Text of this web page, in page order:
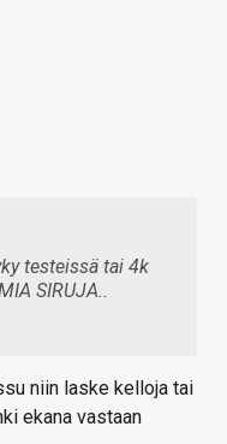
testeissä tai 4k
SIRUJA..
niin laske kelloja tai
ekana vastaan